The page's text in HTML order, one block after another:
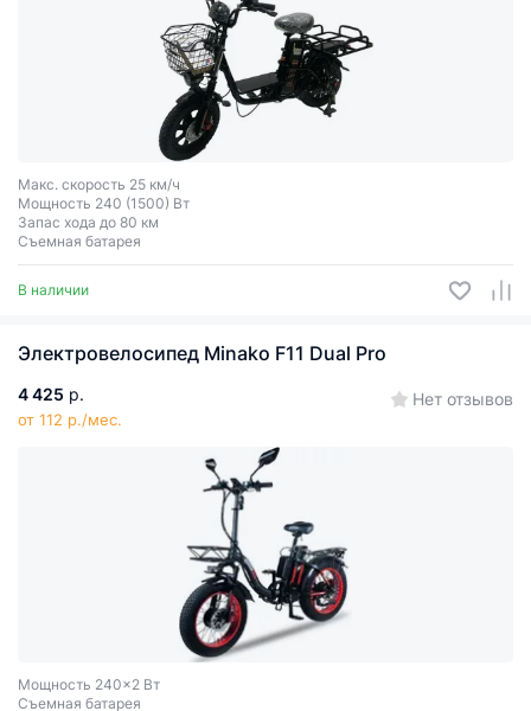
Макс. скорость 25 км/ч
Мощность 240 (1500) Вт
Запас хода до 80 км
Съемная батарея
В наличии
Электровелосипед Minako F11 Dual Pro
4 425 р.
от 112 р./мес.
Нет отзывов
Мощность 240x2 Вт
Съемная батарея